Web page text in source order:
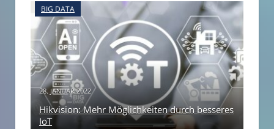
BIG DATA
28. JANUAR 2022
Hikvision: Mehr Möglichkeiten durch besseres
IoT